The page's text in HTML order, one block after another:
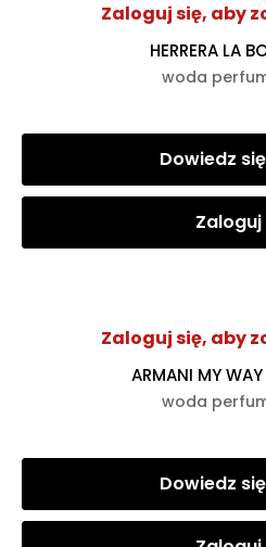
Zaloguj się, aby
HERRERA LA
woda
Dowiedz
Zaloguj
Zaloguj się, aby
ARMANI MY
woda
Dowiedz